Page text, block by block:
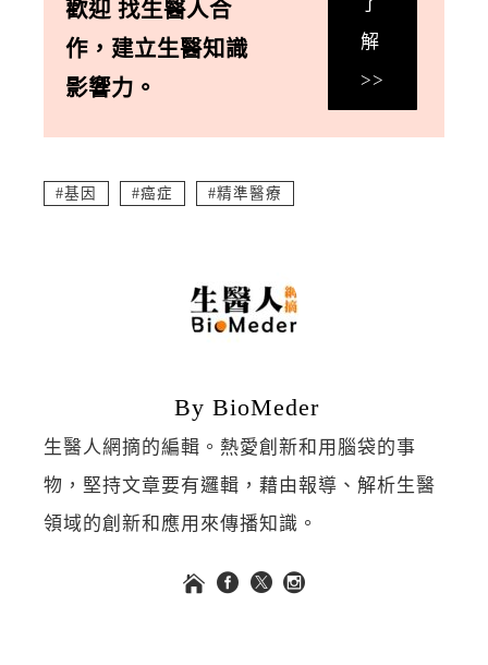
歡迎 找生醫人合
作 ， 建立生醫知識
影響力。
解
>>
基因 癌症 精準醫療
By BioMeder
生醫人網摘的編輯。熱愛創新和用腦袋的事
物，堅持文章要有邏輯，藉由報導、解析生醫
領域的創新和應用來傳播知識。